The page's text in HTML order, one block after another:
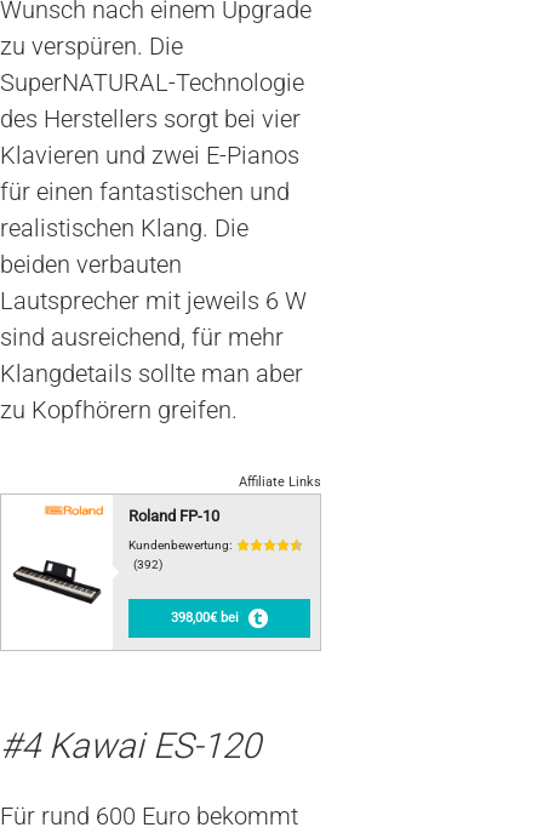
Wunsch nach einem Upgrade
zu verspüren. Die
SuperNATURAL-Technologie
des Herstellers sorgt bei vier
Klavieren und zwei E-Pianos
für einen fantastischen und
realistischen Klang. Die
beiden verbauten
Lautsprecher mit jeweils 6 W
sind ausreichend, für mehr
Klangdetails sollte man aber
zu Kopfhörern greifen.
Affiliate Links
Roland FP-10
Kundenbewertung:
(392)
398,00€ bei
#4 Kawai ES-120
Für rund 600 Euro bekommt